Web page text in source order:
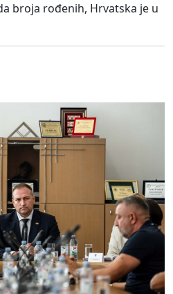
broja rođenih, Hrvatska je u